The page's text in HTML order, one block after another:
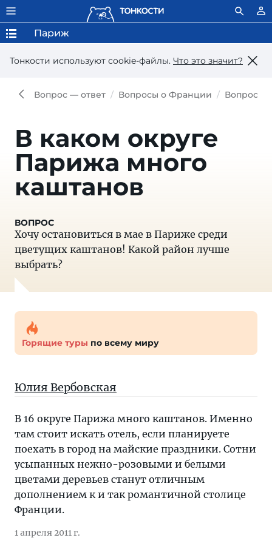
Тонкости используют сookie-файлы. Что это значит?
Париж
Вопрос — ответ Вопросы о Франции Вопросы
В каком округе
Парижа много
каштанов
Хочу остановиться в мае в Париже среди
цветущих каштанов! Какой район лучше
выбрать?
Горящие туры по всему миру
Юлия Вербовская
В 16 округе Парижа много каштанов. Именно
там стоит искать отель, если планируете
поехать в город на майские праздники. Сотни
усыпанных нежно-розовыми и белыми
цветами деревьев станут отличным
дополнением к и так романтичной столице
Франции.
1 апреля 2011 г.